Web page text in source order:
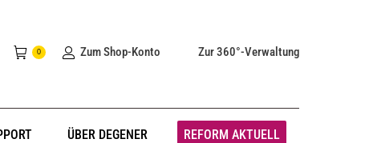
0 Zum Shop-Konto Zur 360°-Verwaltung
ÜBER DEGENER REFORM AKTUELL